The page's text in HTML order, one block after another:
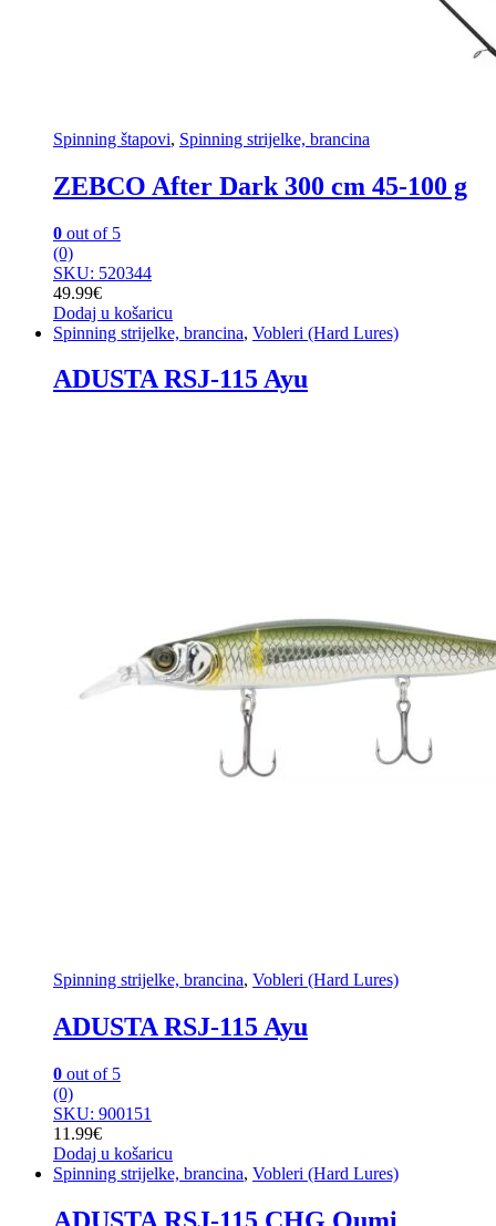
Spinning štapovi, Spinning strijelke, brancina
ZEBCO After Dark 300 cm 45-100 g
0 out of 5
(0)
SKU: 520344
49.99€
Dodaj u košaricu
Spinning strijelke, brancina, Vobleri (Hard Lures)
ADUSTA RSJ-115 Ayu
Spinning strijelke, brancina, Vobleri (Hard Lures)
ADUSTA RSJ-115 Ayu
0 out of 5
(0)
SKU: 900151
11.99€
Dodaj u košaricu
Spinning strijelke, brancina, Vobleri (Hard Lures)